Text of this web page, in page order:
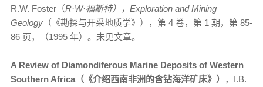
R.W. Foster（R·W·福斯特），Exploration and Mining
Geology （《勘探与开采地质学》），第 4 卷，第 1 期，第 85-
86 页，（1995 年）。未见文章。
A Review of Diamondiferous Marine Deposits of Western
Southern Africa（《介绍西南非洲的含钻海洋矿床》）
，I.B.